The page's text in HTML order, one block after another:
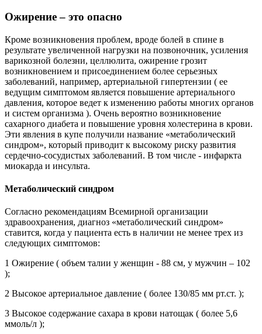
Ожирение – это опасно
Кроме возникновения проблем, вроде болей в спине в
результате увеличенной нагрузки на позвоночник, усиления
варикозной болезни, целлюлита, ожирение грозит
возникновением и присоединением более серьезных
заболеваний, например, артериальной гипертензии ( ее
ведущим симптомом является повышение артериального
давления, которое ведет к изменению работы многих органов
и систем организма ). Очень вероятно возникновение
сахарного диабета и повышение уровня холестерина в крови.
Эти явления в купе получили название «метаболический
синдром», который приводит к высокому риску развития
сердечно-сосудистых заболеваний. В том числе - инфаркта
миокарда и инсульта.
Метаболический синдром
Согласно рекомендациям Всемирной организации
здравоохранения, диагноз «метаболический синдром»
ставится, когда у пациента есть в наличии не менее трех из
следующих симптомов:
1 Ожирение ( объем талии у женщин - 88 см, у мужчин – 102
);
2 Высокое артериальное давление ( более 130/85 мм рт.ст. );
3 Высокое содержание сахара в крови натощак ( более 5,6
ммоль/л );